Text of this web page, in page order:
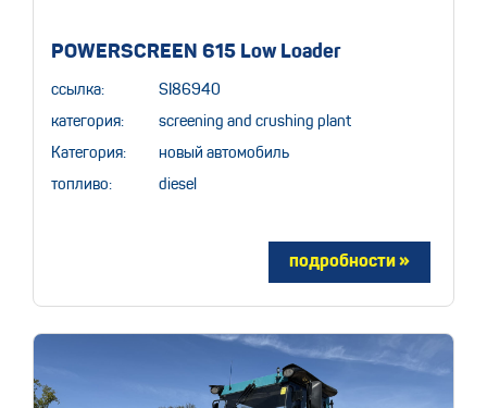
POWERSCREEN 615 Low Loader
ссылка: SI86940
категория: screening and crushing plant
Категория: новый автомобиль
топливо: diesel